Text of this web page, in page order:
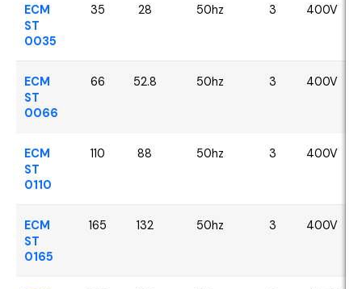
ECM
ST
0035
35 28 50hz 3 400V
ECM
ST
0066
66 52.8 50hz 3 400V
ECM
ST
0110
110 88 50hz 3 400V
ECM
ST
0165
165 132 50hz 3 400V